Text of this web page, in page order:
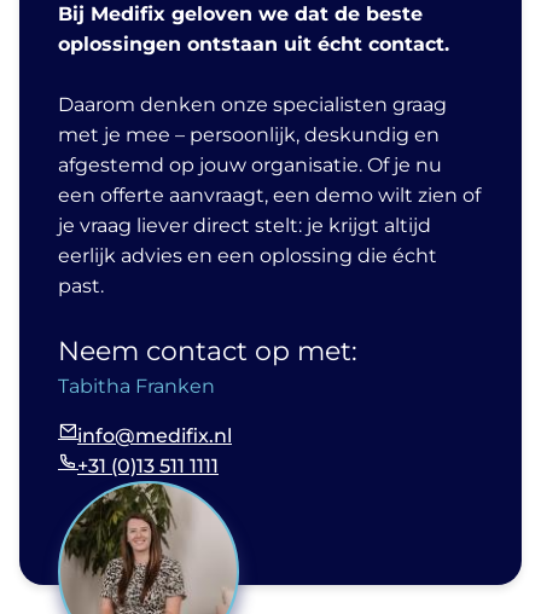
Bij Medifix geloven we dat de beste
oplossingen ontstaan uit écht contact.
Daarom denken onze specialisten graag
met je mee – persoonlijk, deskundig en
afgestemd op jouw organisatie. Of je nu
een offerte aanvraagt, een demo wilt zien of
je vraag liever direct stelt: je krijgt altijd
eerlijk advies en een oplossing die écht
past.
Neem contact op met:
Tabitha Franken
info@medifix.nl
+31 (0)13 511 1111